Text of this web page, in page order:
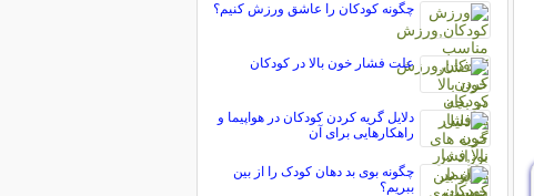
چگونه کودکان را عاشق ورزش کنیم؟
علت فشار خون بالا در کودکان
دلایل گریه کردن کودکان در هواپیما و
راهکارهایی برای آن
چگونه بوی بد دهان کودک را از بین
ببریم؟